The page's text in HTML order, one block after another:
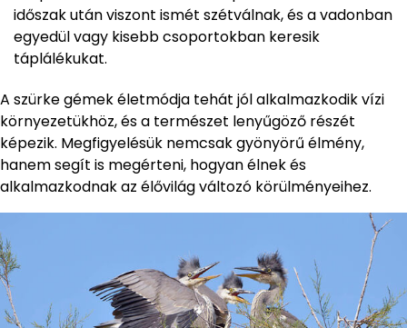
időszak után viszont ismét szétválnak, és a vadonban
egyedül vagy kisebb csoportokban keresik
táplálékukat.
A szürke gémek életmódja tehát jól alkalmazkodik vízi
környezetükhöz, és a természet lenyűgöző részét
képezik. Megfigyelésük nemcsak gyönyörű élmény,
hanem segít is megérteni, hogyan élnek és
alkalmazkodnak az élővilág változó körülményeihez.